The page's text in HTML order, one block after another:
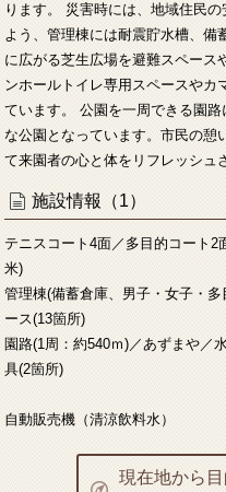
ります。 災害時には、地域住民
よう、管理棟には耐震貯水槽、備
に広がる芝生広場を避難スペース
ンホールトイレ専用スペースやカ
ています。 公園を一周できる園
な公園となっています。市民の憩
て来園者の心と体をリフレッシュ
施設情報（1）
テニスコート4面／多目的コート2
米)
管理棟(備蓄倉庫、男子・女子・
ース(13箇所)
園路(1周：約540ｍ)／あずまや／
具(2箇所)
自動販売機（清涼飲料水）
現在地から